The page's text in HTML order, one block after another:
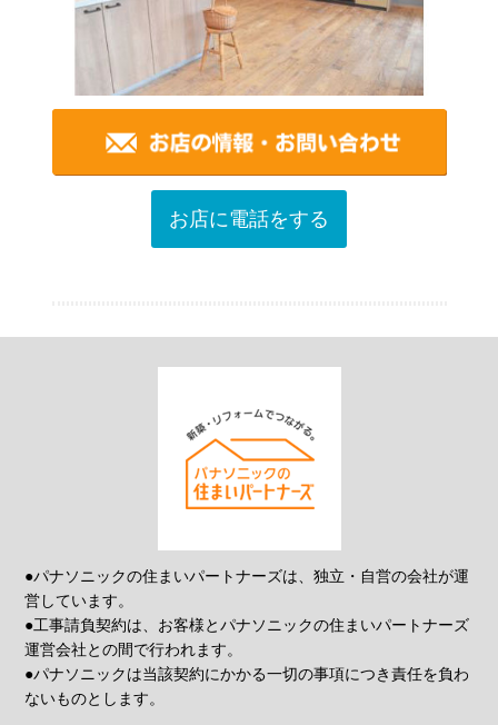
お店に電話をする
●パナソニックの住まいパートナーズは、独立・自営の会社が運
営しています。
●工事請負契約は、お客様とパナソニックの住まいパートナーズ
運営会社との間で行われます。
●パナソニックは当該契約にかかる一切の事項につき責任を負わ
ないものとします。